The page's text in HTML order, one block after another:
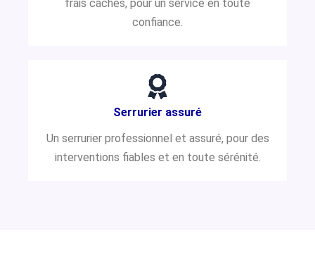
frais cachés, pour un service en toute
confiance.
Serrurier assuré
Un serrurier professionnel et assuré, pour des
interventions fiables et en toute sérénité.